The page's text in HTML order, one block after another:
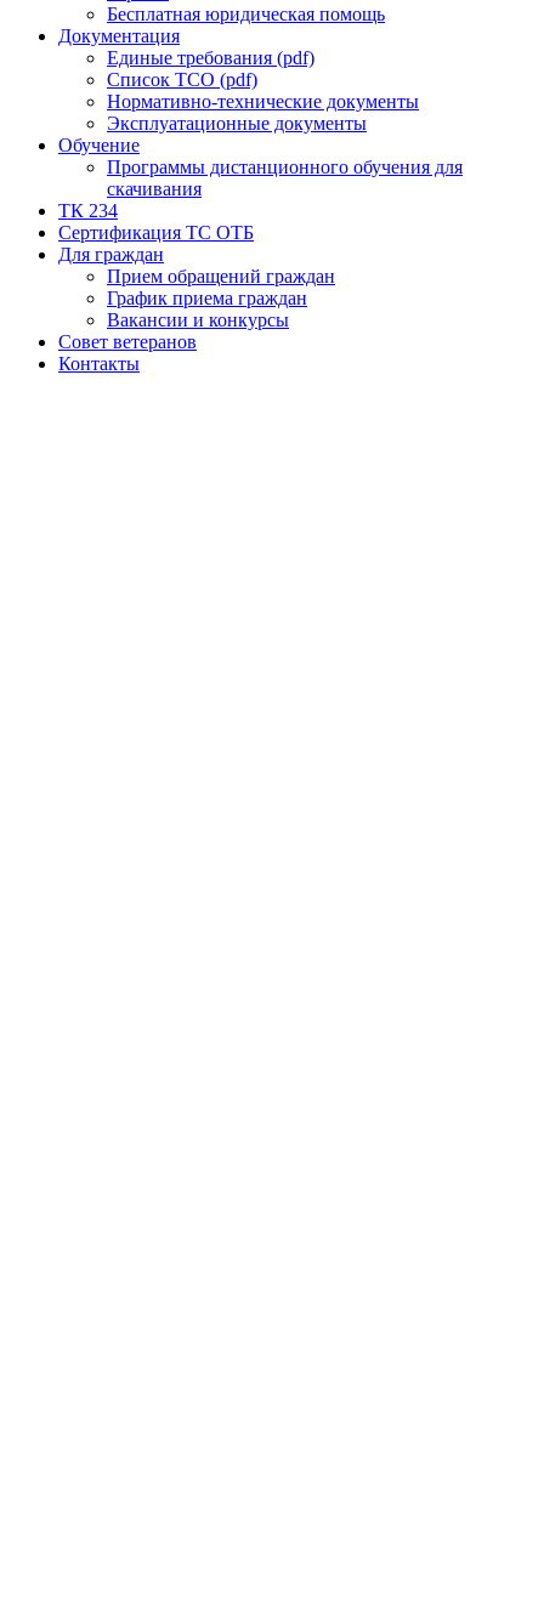
Бесплатная юридическая помощь
Документация
Единые требования (pdf)
Список ТСО (pdf)
Нормативно-технические документы
Эксплуатационные документы
Обучение
Программы дистанционного обучения для
скачивания
ТК 234
Сертификация ТС ОТБ
Для граждан
Прием обращений граждан
График приема граждан
Вакансии и конкурсы
Совет ветеранов
Контакты